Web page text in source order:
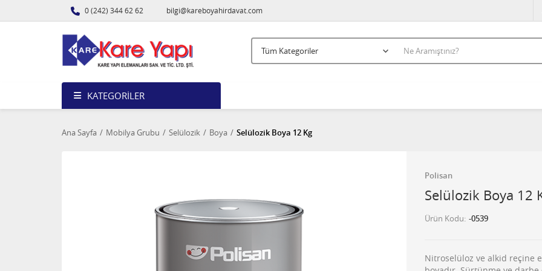
0 (242) 344 62 62 bilgi@kareboyahirdavat.com
KATEGORILER
Ana Sayfa Mobilya Grubu Selülozik Boya Selülozik Boya 12 Kg
Polisan
Selülozik Boya 12
Ürün Kodu -0539
Nitroselüloz ve alkid reçine